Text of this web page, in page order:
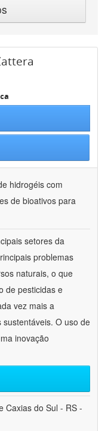
hidrogéis com
de bioativos para
setores da
problemas
naturais, o que
de pesticidas e
vez mais a
O uso de
inovação
Caxias do Sul - RS -